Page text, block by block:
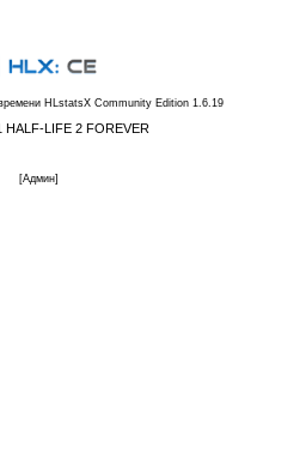
HLstatsX Community Edition 1.6.19
HALF-LIFE 2 FOREVER
[Админ]